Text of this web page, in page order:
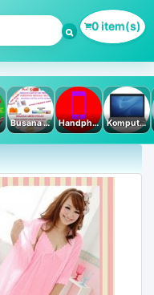
0 item(s)
Busana Muslim Handphone & Tablet Komputer PC & Laptop